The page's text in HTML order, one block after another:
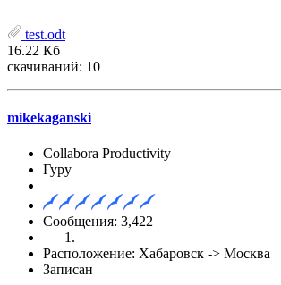
test.odt
16.22 Кб
скачиваний: 10
mikekaganski
Collabora Productivity
Гуру
Сообщения: 3,422
Расположение: Хабаровск -> Москва
Записан